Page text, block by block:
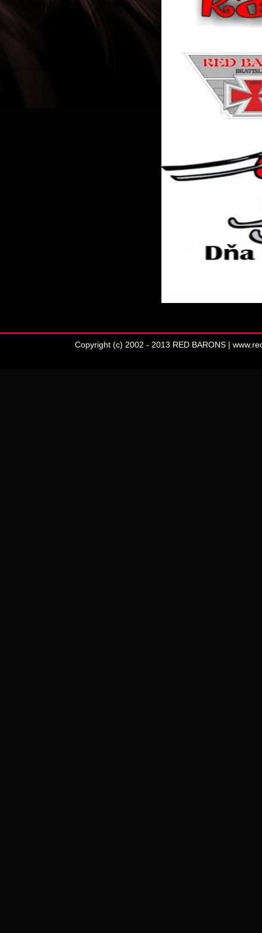
Copyright (c) 2002 - 2013 RED BARONS |